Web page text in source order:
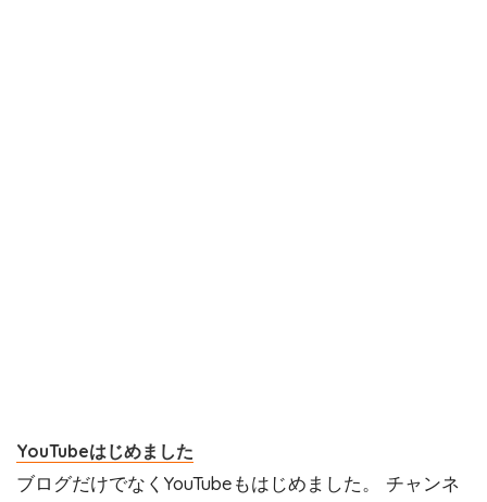
YouTubeはじめました
ブログだけでなくYouTubeもはじめました。 チャンネ